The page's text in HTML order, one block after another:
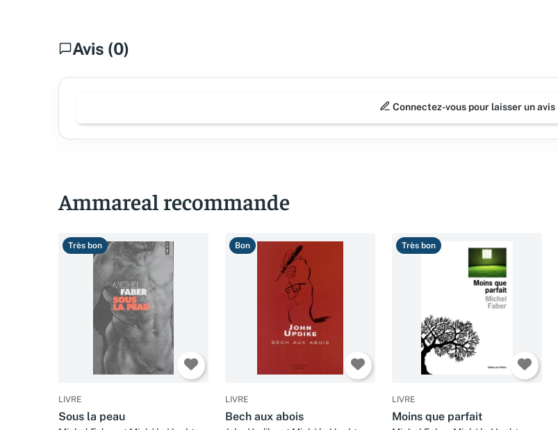
Avis (0)
Connectez-vous pour laisser un avis
Ammareal recommande
Très bon
LIVRE
Sous la peau
Bon
LIVRE
Bech aux abois
Très bon
LIVRE
Moins que parfait